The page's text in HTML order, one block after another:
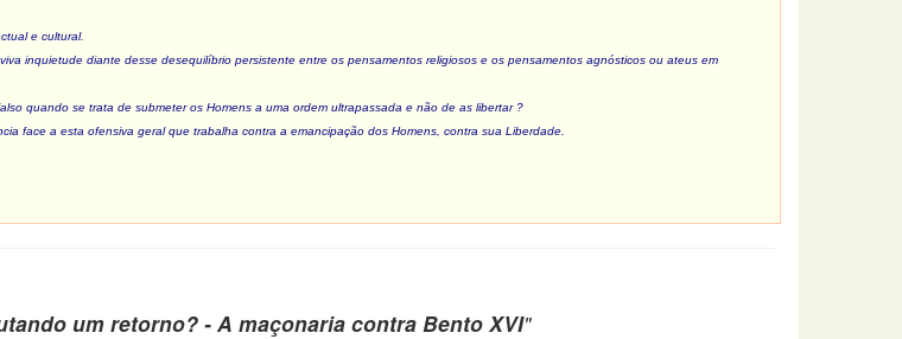
e cultural.
inquietude diante desse desequilíbrio persistente entre os pensamentos religiosos e os pensamentos agnósticos ou ateus em
quando se trata de submeter os Homens a uma ordem ultrapassada e não de as libertar ?
face a esta ofensiva geral que trabalha contra a emancipação dos Homens, contra sua Liberdade.
um retorno? - A maçonaria contra Bento XVI"